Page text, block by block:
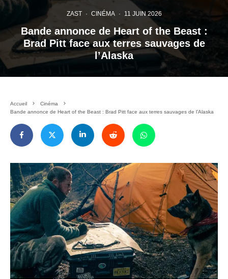
ZAST · CINÉMA · 11 JUIN 2026
Bande annonce de Heart of the Beast :
Brad Pitt face aux terres sauvages de
l’Alaska
Accueil
Cinéma
Bande annonce de Heart of the Beast : Brad Pitt face aux terres sauvages de l’Alaska